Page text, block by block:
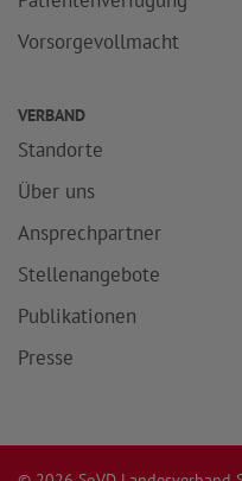
Vorsorgevollmacht
VERBAND
Standorte
Über uns
Ansprechpartner
Stellenangebote
Publikationen
Presse